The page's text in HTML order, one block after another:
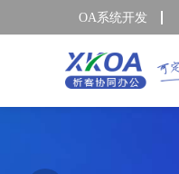
OA系统开发